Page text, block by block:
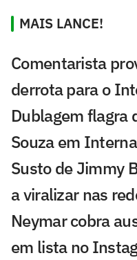
MAIS LANCE!
Comentarista
derrota para o
Dublagem flagra
Souza em
Susto de Jimmy
a viralizar nas
Neymar cobra
em lista no